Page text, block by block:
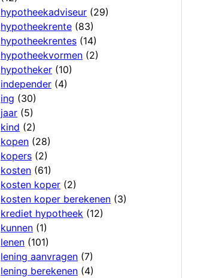
hypotheekadviseur (29)
hypotheekrente (83)
hypotheekrentes (14)
hypotheekvormen (2)
hypotheker (10)
independer (4)
ing (30)
jaar (5)
kind (2)
kopen (28)
kopers (2)
kosten (61)
kosten koper (2)
kosten koper berekenen (3)
krediet hypotheek (12)
kunnen (1)
lenen (101)
lening aanvragen (7)
lening berekenen (4)